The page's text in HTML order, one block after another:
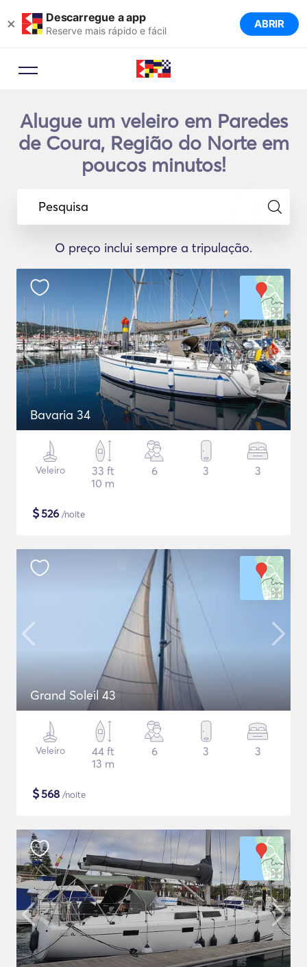
× Descarregue a app
Reserve mais rápido e fácil ABRIR
Alugue um veleiro em Paredes
de Coura, Região do Norte em
poucos minutos!
Pesquisa
O preço inclui sempre a tripulação.
Bavaria 34
Veleiro
33 ft
10 m
6 3 3
$526 /noite
Grand Soleil 43
Veleiro
44 ft
13 m
6 3 3
$568 /noite